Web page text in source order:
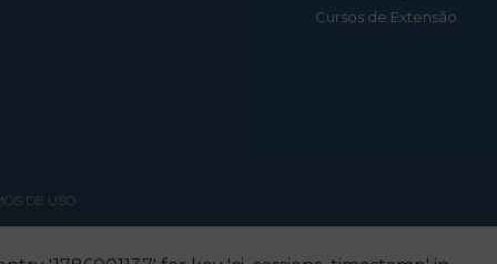
Cursos de Extensão
DE USO